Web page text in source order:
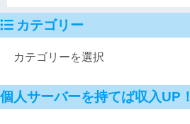
カテゴリー
個人サーバーを持てば収入UP！